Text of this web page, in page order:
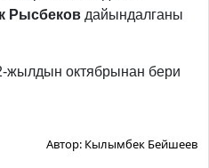
Рысбеков дайындалганы
жылдын октябрынан бери
Автор: Кылымбек Бейшеев